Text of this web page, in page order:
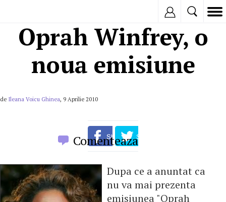
Oprah Winfrey, o
noua emisiune
de Ileana Voicu Ghinea, 9 Aprilie 2010
Comenteaza
Dupa ce a anuntat ca
nu va mai prezenta
emisiunea "Oprah